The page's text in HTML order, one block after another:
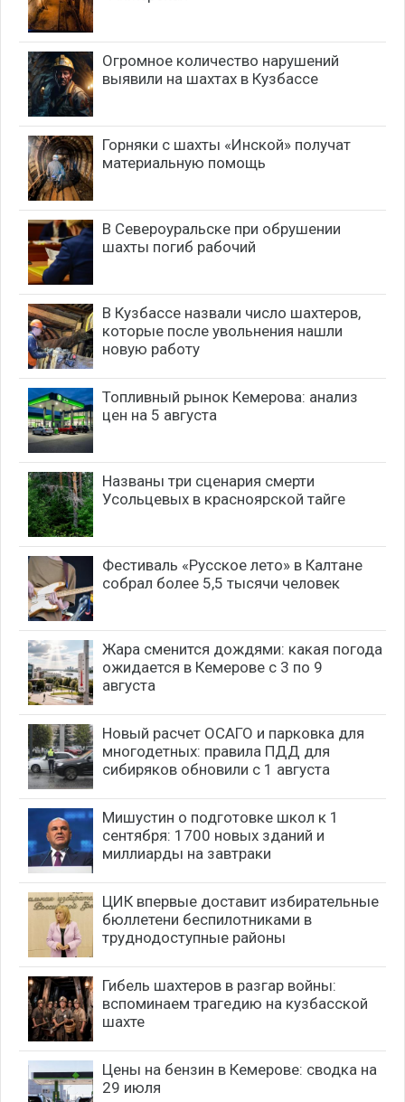
Огромное количество нарушений
выявили на шахтах в Кузбассе
Горняки с шахты «Инской» получат
материальную помощь
В Североуральске при обрушении
шахты погиб рабочий
В Кузбассе назвали число шахтеров,
которые после увольнения нашли
новую работу
Топливный рынок Кемерова: анализ
цен на 5 августа
Названы три сценария смерти
Усольцевых в красноярской тайге
Фестиваль «Русское лето» в Калтане
собрал более 5,5 тысячи человек
Жара сменится дождями: какая погода
ожидается в Кемерове с 3 по 9
августа
Новый расчет ОСАГО и парковка для
многодетных: правила ПДД для
сибиряков обновили с 1 августа
Мишустин о подготовке школ к 1
сентября: 1700 новых зданий и
миллиарды на завтраки
ЦИК впервые доставит избирательные
бюллетени беспилотниками в
труднодоступные районы
Гибель шахтеров в разгар войны:
вспоминаем трагедию на кузбасской
шахте
Цены на бензин в Кемерове: сводка на
29 июля